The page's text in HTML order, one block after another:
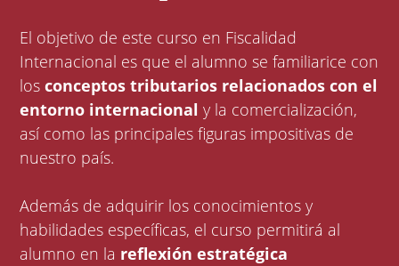
El objetivo de este curso en Fiscalidad
Internacional es que el alumno se familiarice con
losconceptos tributarios relacionados con el
entorno internacional y la comercialización,
así como las principales figuras impositivas de
nuestro país.
Además de adquirir los conocimientos y
habilidades específicas, el curso permitirá al
alumno en la reflexión estratégica